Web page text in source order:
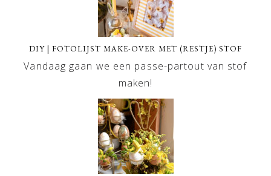
DIY | FOTOLIJST MAKE-OVER MET (RESTJE) STOF
Vandaag gaan we een passe-partout van stof
maken!